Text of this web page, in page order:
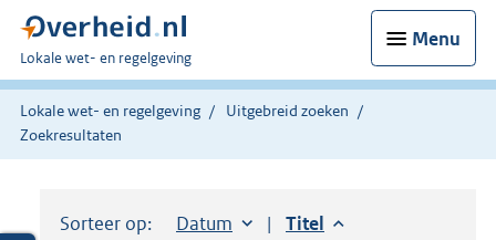
Menu
U
bent
hier:
Lokale wet- en regelgeving
Lokale wet- en regelgeving
Uitgebreid zoeken
Zoekresultaten
Sorteer op: Sorteer op:
Datum aflopendSorteer op:
Titel aflopend